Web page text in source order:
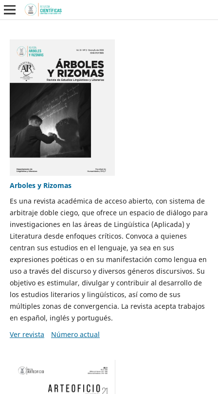
Arboles y Rizomas
Es una revista académica de acceso abierto, con sistema de
arbitraje doble ciego, que ofrece un espacio de diálogo para
investigaciones en las áreas de Lingüística (Aplicada) y
Literatura desde enfoques críticos. Convoca a quienes
centran sus estudios en el lenguaje, ya sea en sus
expresiones poéticas o en su manifestación como lengua en
uso a través del discurso y diversos géneros discursivos. Su
objetivo es estimular, divulgar y contribuir al desarrollo de
los estudios literarios y lingüísticos, así como de sus
múltiples zonas de convergencia. La revista acepta trabajos
en español, inglés y portugués.
Ver revista
Número actual